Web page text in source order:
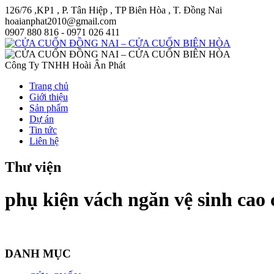
126/76 ,KP1 , P. Tân Hiệp , TP Biên Hòa , T. Đồng Nai
hoaianphat2010@gmail.com
0907 880 816 - 0971 026 411
Công Ty TNHH Hoài Ân Phát
Trang chủ
Giới thiệu
Sản phẩm
Dự án
Tin tức
Liên hệ
Thư viện
phụ kiện vách ngăn vệ sinh cao
DANH MỤC